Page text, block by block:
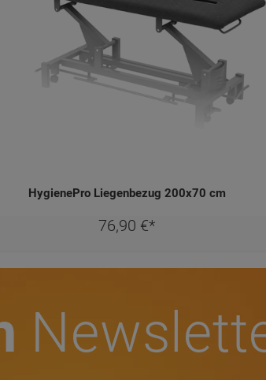
76,90 €*
Newsletter